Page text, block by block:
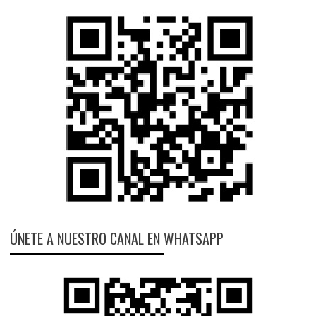
ÚNETE A NUESTRO CANAL EN WHATSAPP